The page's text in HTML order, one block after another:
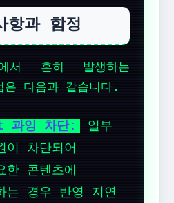
항과 함정
서 흔히 발생하는
은 다음과 같습니다.
잉 차단:
일부
이 차단되어
한 콘텐츠에
는 경우 반영 지연